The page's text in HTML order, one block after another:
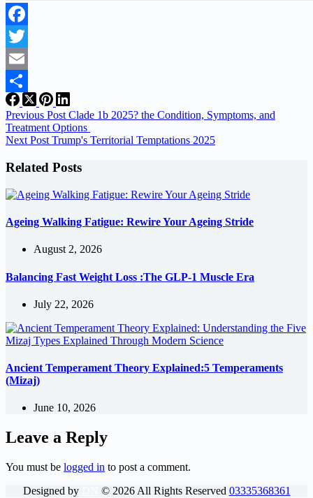
Facebook
Twitter
Email
Share
Previous Post Clade 1b 2025? the Condition, Symptoms, and
Treatment Options
Next Post Trump's Territorial Temptations 2025
Related Posts
Ageing Walking Fatigue: Rewire Your Ageing Stride
August 2, 2026
Balancing Fast Weight Loss :The GLP-1 Muscle Era
July 22, 2026
Ancient Temperament Theory Explained:5 Temperaments
(Mizaj)
June 10, 2026
Leave a Reply
You must be logged in to post a comment.
Designed by
© 2026All Rights Reserved 03335368361